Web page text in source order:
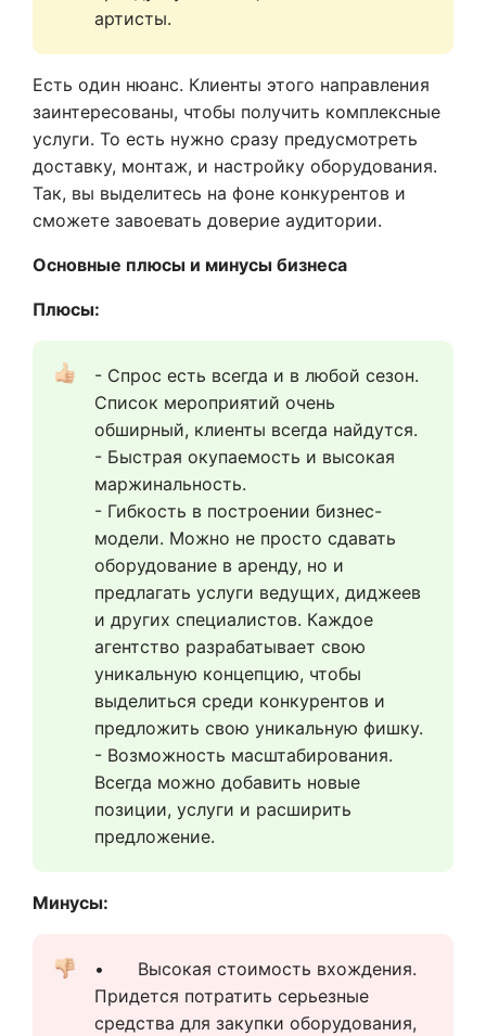
артисты.
Есть один нюанс. Клиенты этого направления
заинтересованы, чтобы получить комплексные
услуги. То есть нужно сразу предусмотреть
доставку, монтаж, и настройку оборудования.
Так, вы выделитесь на фоне конкурентов и
сможете завоевать доверие аудитории.
Основные плюсы и минусы бизнеса
Плюсы:
- Спрос есть всегда и в любой сезон.
Список мероприятий очень
обширный, клиенты всегда найдутся.
- Быстрая окупаемость и высокая
маржинальность.
- Гибкость в построении бизнес-
модели. Можно не просто сдавать
оборудование в аренду, но и
предлагать услуги ведущих, диджеев
и других специалистов. Каждое
агентство разрабатывает свою
уникальную концепцию, чтобы
выделиться среди конкурентов и
предложить свою уникальную фишку.
- Возможность масштабирования.
Всегда можно добавить новые
позиции, услуги и расширить
предложение.
Минусы:
•	Высокая стоимость вхождения.
Придется потратить серьезные
средства для закупки оборудования,